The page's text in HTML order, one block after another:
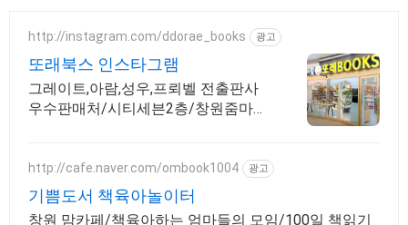
http://instagram.com/ddorae_books 광고
또래북스 인스타그램
그레이트,아람,성우,프뢰벨 전출판사
우수판매처/시티세븐2층/창원줌마협
http://cafe.naver.com/ombook1004 광고
기쁨도서 책육아놀이터
창원 맘카페/책육아하는 엄마들의 모임/100일 책읽기